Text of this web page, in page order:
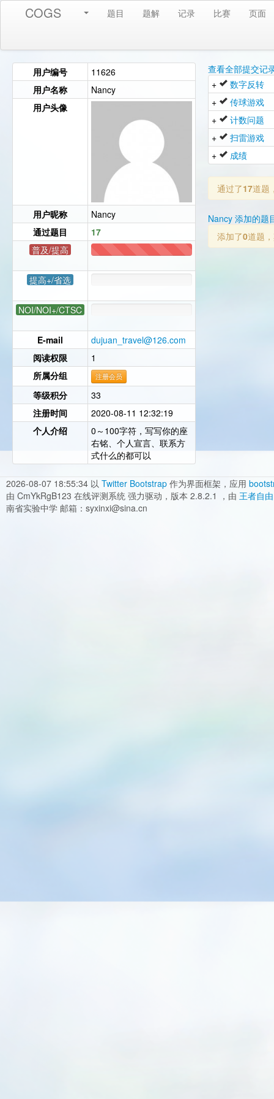
COGS 题目 题解 记录 比赛 页面
用户编号
11626
用户名称
Nancy
用户头像
用户昵称
Nancy
通过题目
17
普及/提高
提高+/省选
NOI/NOI+/CTSC
E-mail
dujuan_travel@126.com
阅读权限
1
所属分组
注册会员
等级积分
33
注册时间
2020-08-11 12:32:19
个人介绍
0～100字符，写写你的座
右铭、个人宣言、联系方
式什么的都可以
查看全部提交记
+
数字反转
+
传球游戏
+
计数问题
+
扫雷游戏
+
成绩
通过了17道题
Nancy 添加的题
添加了0道题
2026-08-07 18:55:34 以 Twitter Bootstrap 作为界面框架，应用
由 CmYkRgB123 在线评测系统 强力驱动，版本 2.8.2.1 ，由 王者自由
南省实验中学 邮箱：syxinxi@sina.cn